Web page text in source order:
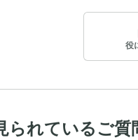
役
られているご質